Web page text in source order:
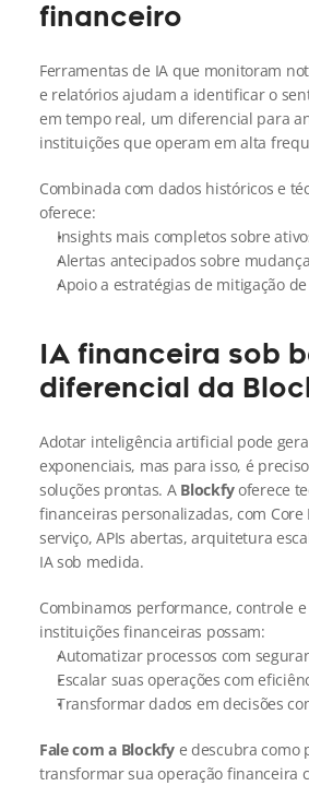
financeiro
Ferramentas de IA que monitoram
e relatórios ajudam a identificar o
em tempo real, um diferencial para
instituições que operam em alta
Combinada com dados históricos e
oferece:
Insights mais completos sobre
Alertas antecipados sobre
Apoio a estratégias de mitigação
IA financeira sob
diferencial da
Adotar inteligência artificial pode
exponenciais, mas para isso, é
soluções prontas. A Blockfy oferece
financeiras personalizadas, com Core
serviço, APIs abertas, arquitetura
IA sob medida.
Combinamos performance, controle
instituições financeiras possam:
Automatizar processos com
Escalar suas operações com
Transformar dados em decisões
Fale com a Blockfy e descubra como
transformar sua operação financeira